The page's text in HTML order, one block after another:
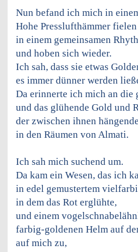
Nun befand ich mich in
Hohe Presslufthämmer
in einem gemeinsamen
und hoben sich wieder.
Ich sah, dass sie etwas
es immer dünner werden
Da erinnerte ich mich an die
und das glühende Gold und
der zwischen ihnen
in den Räumen von Almati.
Ich sah mich suchend um.
Da kam ein Wesen, das ich
in edel gemustertem
in dem das Rot erglühte,
und einem
farbig-goldenen Helm auf
auf mich zu,